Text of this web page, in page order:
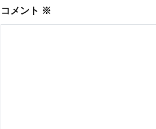
ー
コメント ※